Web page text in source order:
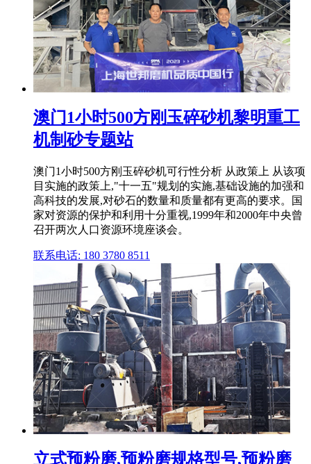
澳门1小时500方刚玉碎砂机黎明重工
机制砂专题站
澳门1小时500方刚玉碎砂机可行性分析 从政策上 从该项
目实施的政策上,"十一五"规划的实施,基础设施的加强和
高科技的发展,对砂石的数量和质量都有更高的要求。国
家对资源的保护和利用十分重视,1999年和2000年中央曾
召开两次人口资源环境座谈会。
联系电话: 180 3780 8511
立式预粉磨,预粉磨规格型号,预粉磨